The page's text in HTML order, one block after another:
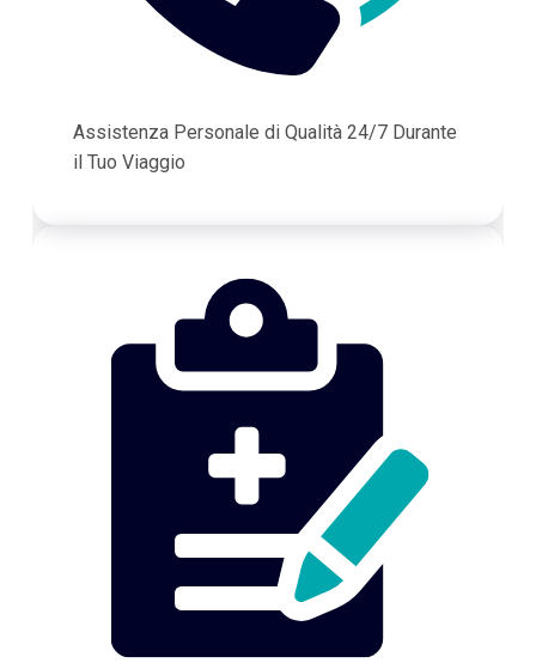
Assistenza Personale di Qualità 24/7 Durante
il Tuo Viaggio